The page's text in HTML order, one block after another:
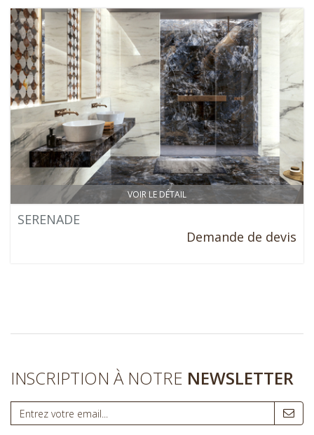
VOIR LE DÉTAIL
SERENADE
Demande de devis
INSCRIPTION À NOTRE NEWSLETTER